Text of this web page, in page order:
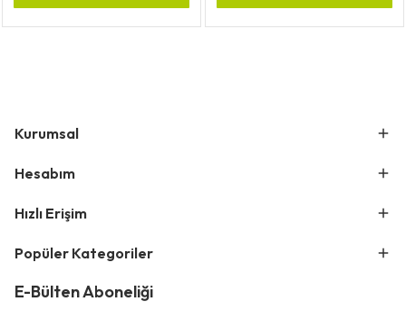
Kurumsal
Hesabım
Hızlı Erişim
Popüler Kategoriler
E-Bülten Aboneliği